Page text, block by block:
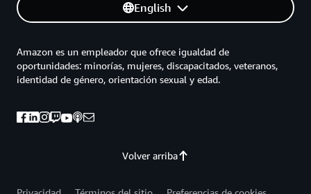
English
Volver arriba
Amazon es un empleador que ofrece igualdad de
oportunidades: minorías, mujeres, discapacitados, veteranos,
identidad de género, orientación sexual y edad.